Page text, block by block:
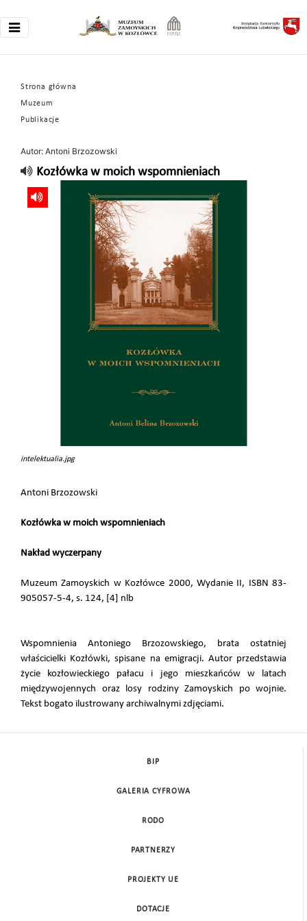
Strona główna
Muzeum
Publikacje
Autor: Antoni Brzozowski
Kozłówka w moich wspomnieniach
intelektualia.jpg
Antoni Brzozowski
Kozłówka w moich wspomnieniach
Nakład wyczerpany
Muzeum Zamoyskich w Kozłówce 2000, Wydanie II, ISBN 83-
905057-5-4, s. 124, [4] nlb
Wspomnienia Antoniego Brzozowskiego, brata ostatniej
właścicielki Kozłówki, spisane na emigracji. Autor przedstawia
życie kozłowieckiego pałacu i jego mieszkańców w latach
międzywojennych oraz losy rodziny Zamoyskich po wojnie.
Tekst bogato ilustrowany archiwalnymi zdjęciami.
BIP
GALERIA CYFROWA
RODO
PARTNERZY
PROJEKTY UE
DOTACJE